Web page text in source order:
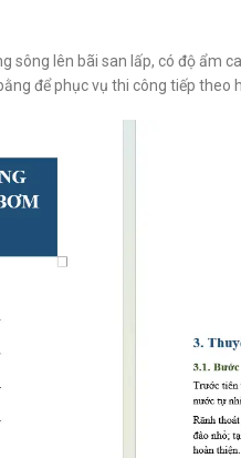
sông lên bãi san lấp, có độ ẩm
để phục vụ thi công tiếp theo